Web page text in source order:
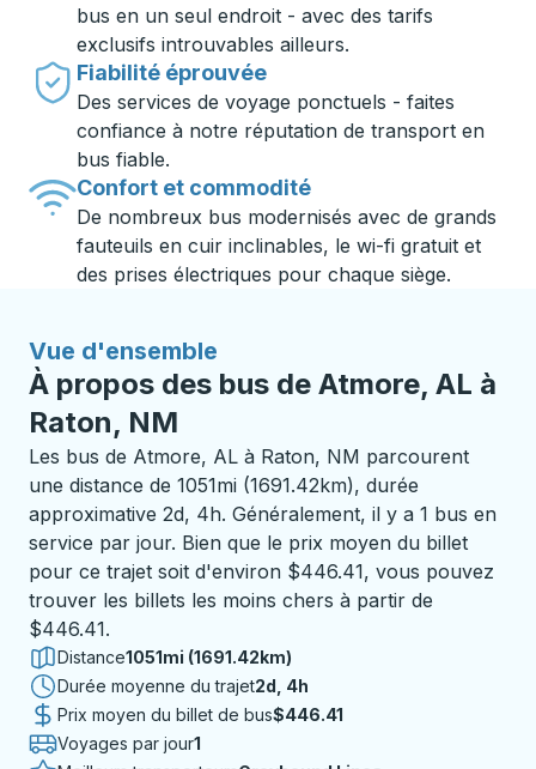
bus en un seul endroit - avec des tarifs
exclusifs introuvables ailleurs.
Fiabilité éprouvée
Des services de voyage ponctuels - faites
confiance à notre réputation de transport en
bus fiable.
Confort et commodité
De nombreux bus modernisés avec de grands
fauteuils en cuir inclinables, le wi-fi gratuit et
des prises électriques pour chaque siège.
Vue d'ensemble
À propos des bus de Atmore, AL à
Raton, NM
Les bus de Atmore, AL à Raton, NM parcourent
une distance de 1051mi (1691.42km), durée
approximative 2d, 4h. Généralement, il y a 1 bus en
service par jour. Bien que le prix moyen du billet
pour ce trajet soit d'environ $446.41, vous pouvez
trouver les billets les moins chers à partir de
$446.41.
Distance1051mi (1691.42km)
Durée moyenne du trajet2 jours 4 heures
2d, 4h
Prix moyen du billet de bus$446.41
Voyages par jour1